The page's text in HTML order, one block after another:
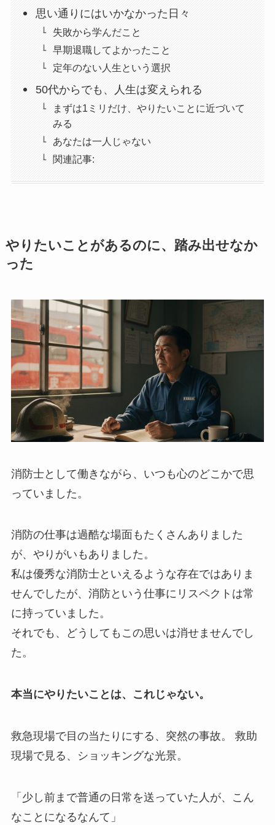
思い通りにはいかなかった日々
失敗から学んだこと
早期退職してよかったこと
定年のない人生という選択
50代からでも、人生は変えられる
まずは1ミリだけ、やりたいことに近づいて
みる
あなたは一人じゃない
関連記事:
やりたいことがあるのに、踏み出せなか
った
消防士として働きながら、いつも心のどこかで思
っていました。
消防の仕事は過酷な場面もたくさんありました
が、やりがいもありました。
私は優秀な消防士といえるような存在ではありま
せんでしたが、消防という仕事にリスペクトは常
に持っていました。
それでも、どうしてもこの思いは消せませんでし
た。
本当にやりたいことは、これじゃない。
救急現場で目の当たりにする、突然の事故。 救助
現場で見る、ショッキングな光景。
「少し前まで普通の日常を送っていた人が、こん
なことになるなんて」